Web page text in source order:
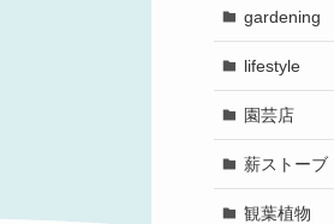
gardening
lifestyle
園芸店
薪ストーブ
観葉植物